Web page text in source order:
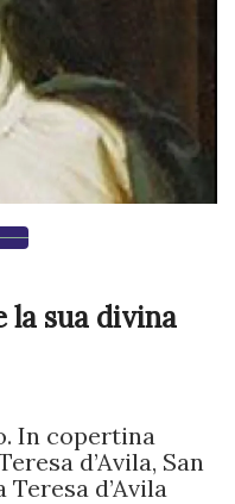
la sua divina
In copertina
d’Avila, San
Teresa d’Avila